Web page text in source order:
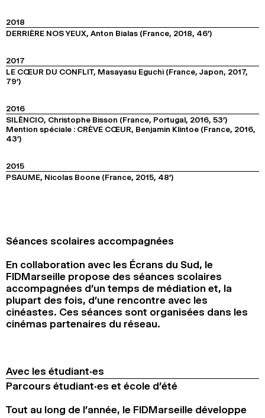
2018
DERRIÈRE NOS YEUX, Anton Bialas (France, 2018, 46’)
2017
LE CŒUR DU CONFLIT, Masayasu Eguchi (France, Japon, 2017,
79’)
2016
SILÊNCIO, Christophe Bisson (France, Portugal, 2016, 53’)
Mention spéciale : CRÈVE CŒUR, Benjamin Klintoe (France, 2016,
43’)
2015
PSAUME, Nicolas Boone (France, 2015, 48’)
Séances scolaires accompagnées
En collaboration avec les Écrans du Sud, le
FIDMarseille propose des séances scolaires
accompagnées d’un temps de médiation et, la
plupart des fois, d’une rencontre avec les
cinéastes. Ces séances sont organisées dans les
cinémas partenaires du réseau.
Avec les étudiant·es
Parcours étudiant·es et école d’été
Tout au long de l’année, le FIDMarseille développe